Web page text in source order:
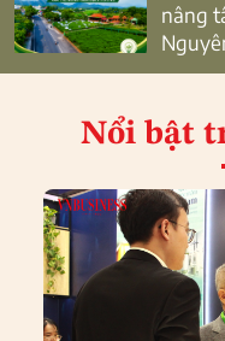
nâng
Nổi bật